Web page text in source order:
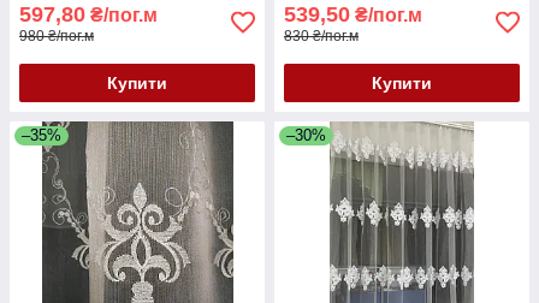
597,80 ₴/пог.м
980 ₴/пог.м
Купити
539,50 ₴/пог.м
830 ₴/пог.м
Купити
–35% –30%